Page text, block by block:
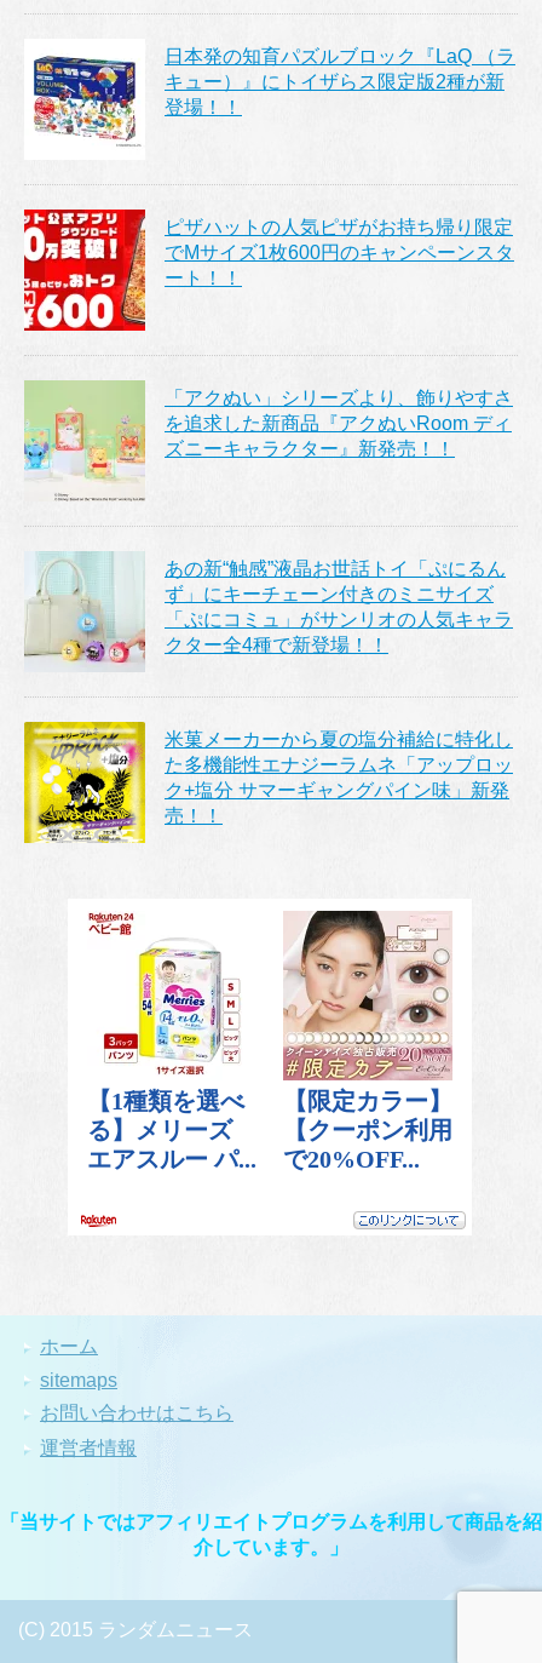
日本発の知育パズルブロック『LaQ （ラ
キュー）』にトイザらス限定版2種が新
登場！！
ピザハットの人気ピザがお持ち帰り限定
でMサイズ1枚600円のキャンペーンスタ
ート！！
「アクぬい」シリーズより、飾りやすさ
を追求した新商品『アクぬいRoom ディ
ズニーキャラクター』新発売！！
あの新“触感”液晶お世話トイ「ぷにるん
ず」にキーチェーン付きのミニサイズ
「ぷにコミュ」がサンリオの人気キャラ
クター全4種で新登場！！
米菓メーカーから夏の塩分補給に特化し
た多機能性エナジーラムネ「アップロッ
ク+塩分 サマーギャングパイン味」新発
売！！
ホーム
sitemaps
お問い合わせはこちら
運営者情報
「当サイトではアフィリエイトプログラムを利用して商品を紹
介しています。」
(C) 2015 ランダムニュース